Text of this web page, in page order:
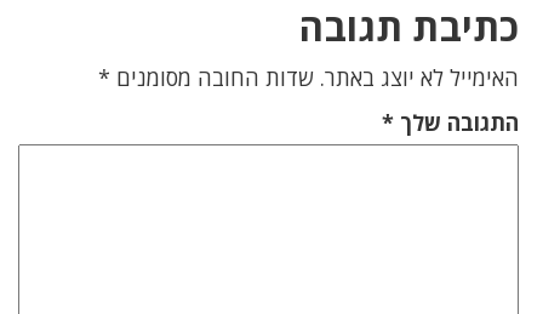
כתיבת תגובה
האימייל לא יוצג באתר. שדות החובה מסומנים *
התגובה שלך *